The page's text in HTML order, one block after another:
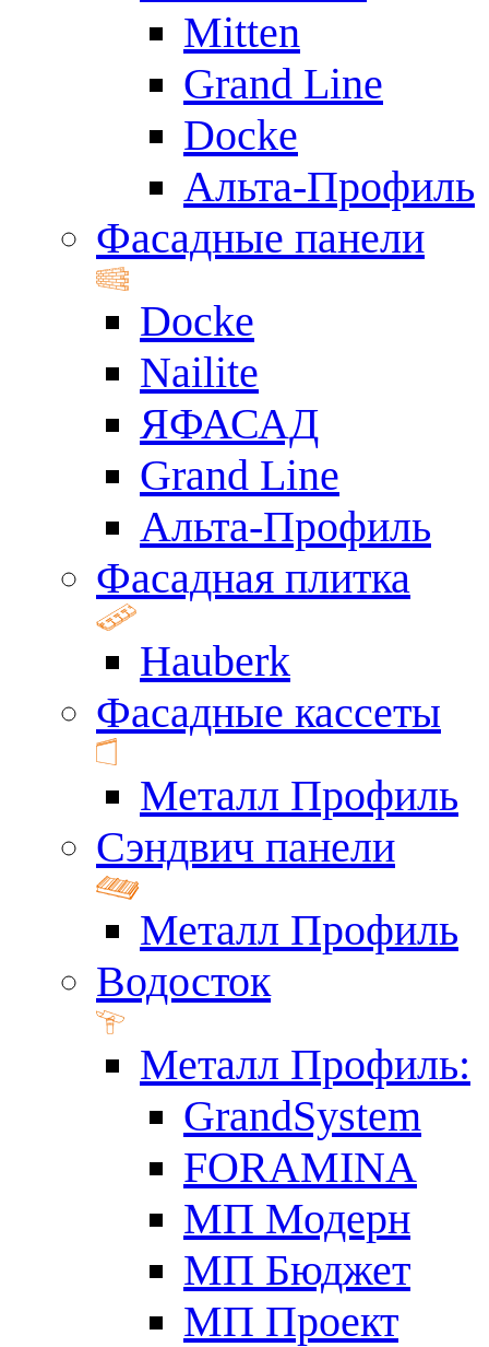
Mitten
Grand Line
Docke
Альта-Профиль
Фасадные панели
Docke
Nailite
ЯФАСАД
Grand Line
Альта-Профиль
Фасадная плитка
Hauberk
Фасадные кассеты
Металл Профиль
Сэндвич панели
Металл Профиль
Водосток
Металл Профиль:
GrandSystem
FORAMINA
МП Модерн
МП Бюджет
МП Проект